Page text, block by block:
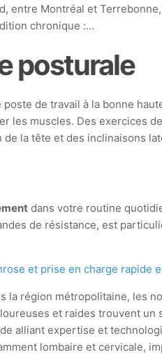
entre Montréal et
chronique :…
posturale
de travail à la bonne
les muscles. Des exercices
la tête et des inclinaisons
dans votre routine
de résistance, est
et prise en charge rapide
la région métropolitaine, les
et raides trouvent un
alliant expertise et
lombaire et cervicale,